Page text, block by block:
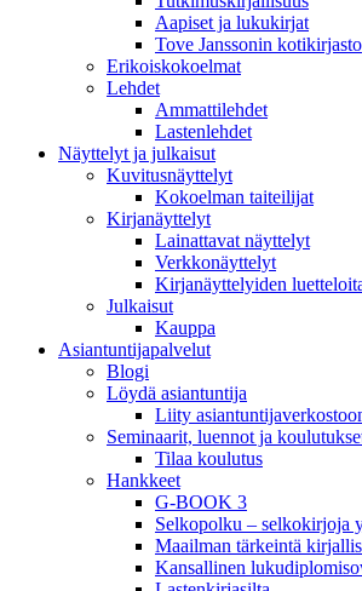
Aapiset ja lukukirjat
Tove Janssonin kotikirjasto
Erikoiskokoelmat
Lehdet
Ammattilehdet
Lastenlehdet
Näyttelyt ja julkaisut
Kuvitusnäyttelyt
Kokoelman taiteilijat
Kirjanäyttelyt
Lainattavat näyttelyt
Verkkonäyttelyt
Kirjanäyttelyiden
Julkaisut
Kauppa
Asiantuntija­palvelut
Blogi
Löydä asiantuntija
Liity
Seminaarit, luennot ja
Tilaa koulutus
Hankkeet
G-BOOK 3
Selkopolku – selkokirjoja
Maailman tärkeintä
Kansallinen